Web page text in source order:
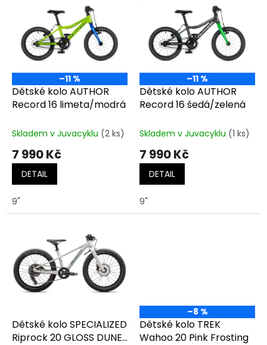
d
–11 %
Dětské kolo AUTHOR
Record 16 limeta/modrá
Skladem v Juvacyklu (2 ks)
7 990 Kč
DETAIL
9"
–11 %
Dětské kolo AUTHOR
Record 16 šedá/zelená
Skladem v Juvacyklu (1 ks)
7 990 Kč
DETAIL
9"
Dětské kolo SPECIALIZED
Riprock 20 GLOSS DUNE
–8 %
Dětské kolo TREK
Wahoo 20 Pink Frosting